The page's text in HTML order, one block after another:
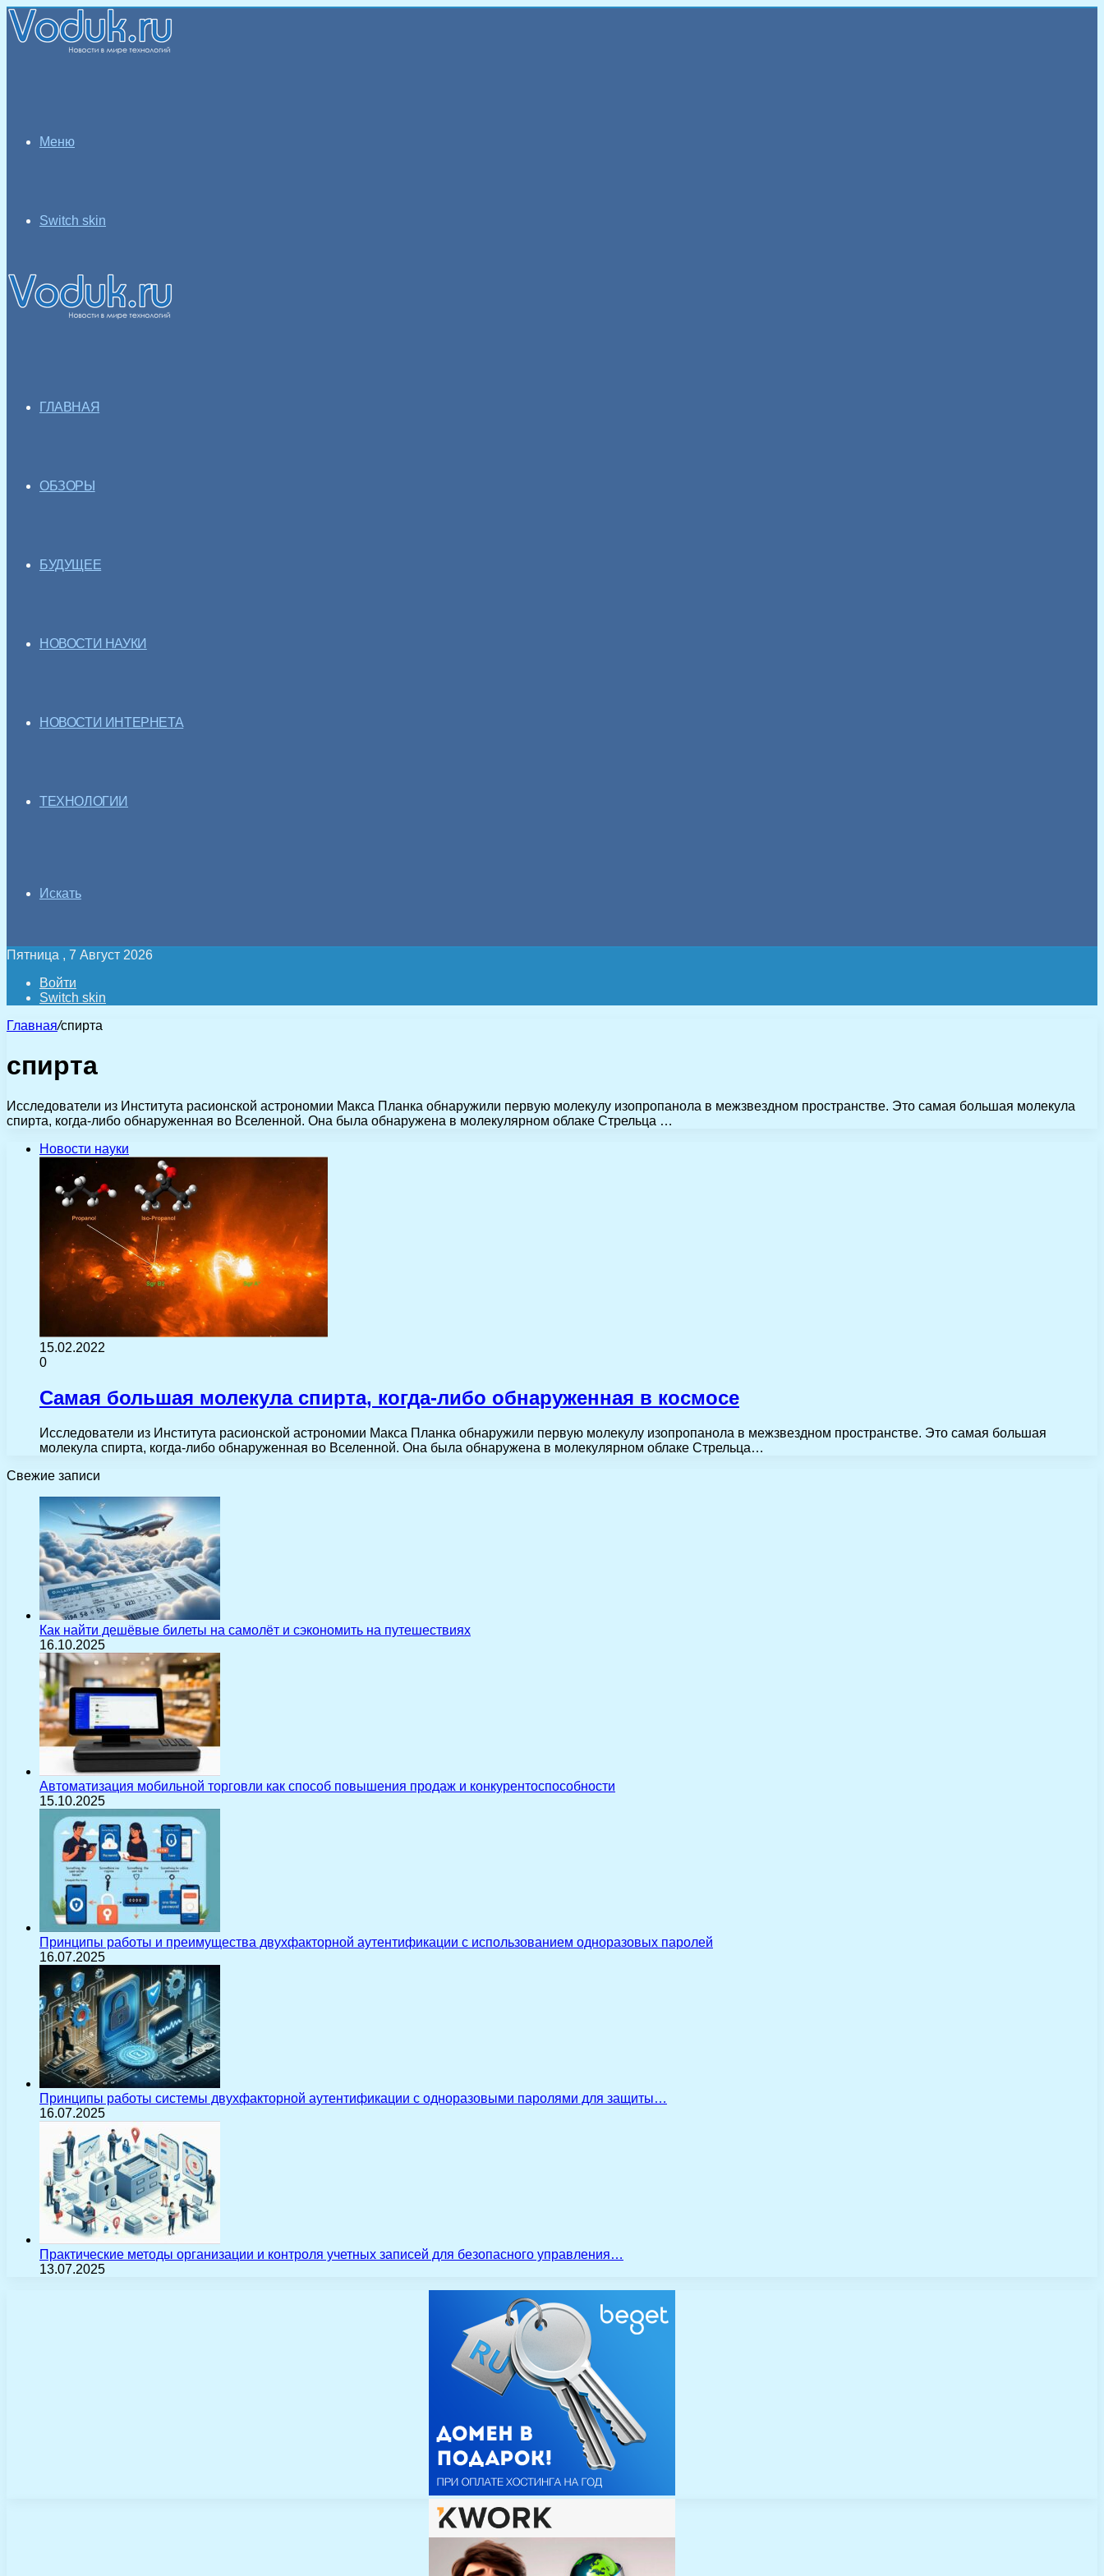
Меню
Switch skin
ГЛАВНАЯ
ОБЗОРЫ
БУДУЩЕЕ
НОВОСТИ НАУКИ
НОВОСТИ ИНТЕРНЕТА
ТЕХНОЛОГИИ
Искать
Пятница , 7 Август 2026
Войти
Switch skin
Главная/спирта
спирта
Исследователи из Института расионской астрономии Макса Планка обнаружили первую молекулу изопропанола в межзвездном пространстве. Это самая большая молекула
спирта, когда-либо обнаруженная во Вселенной. Она была обнаружена в молекулярном облаке Стрельца …
Новости науки
15.02.2022
0
Самая большая молекула спирта, когда-либо обнаруженная в космосе
Исследователи из Института расионской астрономии Макса Планка обнаружили первую молекулу изопропанола в межзвездном пространстве. Это самая большая
молекула спирта, когда-либо обнаруженная во Вселенной. Она была обнаружена в молекулярном облаке Стрельца…
Свежие записи
Как найти дешёвые билеты на самолёт и сэкономить на путешествиях
16.10.2025
Автоматизация мобильной торговли как способ повышения продаж и конкурентоспособности
15.10.2025
Принципы работы и преимущества двухфакторной аутентификации с использованием одноразовых паролей
16.07.2025
Принципы работы системы двухфакторной аутентификации с одноразовыми паролями для защиты…
16.07.2025
Практические методы организации и контроля учетных записей для безопасного управления…
13.07.2025